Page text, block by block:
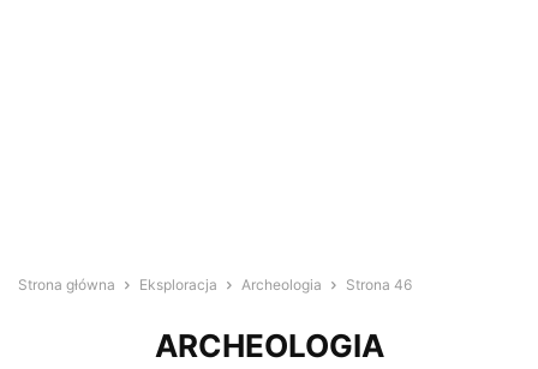
Strona główna Eksploracja Archeologia Strona 46
ARCHEOLOGIA